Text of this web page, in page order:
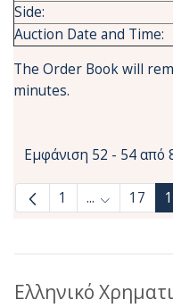
Side:
Auction Date and Time:
The Order Book will
minutes.
Εμφάνιση 52 - 54 από
1 ... 17
Ελληνικό